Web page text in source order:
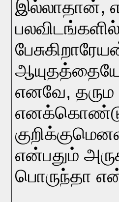
இல்லாதான்,
ஆயுதத்தையோ
எனவே,
என்பதும்
பொருந்தா